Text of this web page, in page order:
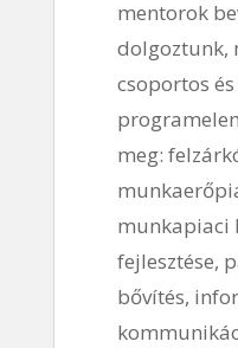
mentorok
dolgoztunk,
csoportos
meg:
munkapiaci
fejlesztése,
bővítés,